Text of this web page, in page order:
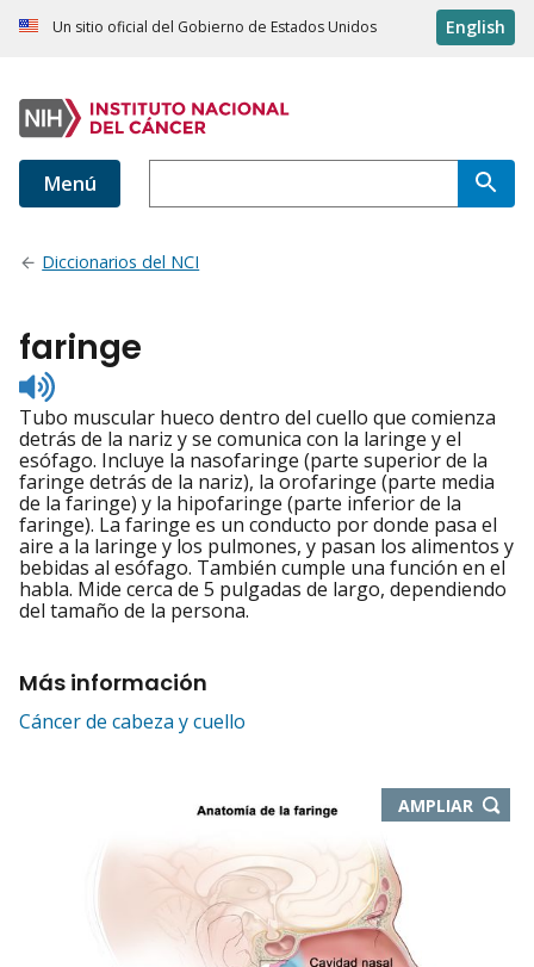
Un sitio oficial del Gobierno de Estados Unidos English
Menú
Diccionarios del NCI
faringe
Listen
to
pronunciation
Tubo muscular hueco dentro del cuello que comienza
detrás de la nariz y se comunica con la laringe y el
esófago. Incluye la nasofaringe (parte superior de la
faringe detrás de la nariz), la orofaringe (parte media
de la faringe) y la hipofaringe (parte inferior de la
faringe). La faringe es un conducto por donde pasa el
aire a la laringe y los pulmones, y pasan los alimentos y
bebidas al esófago. También cumple una función en el
habla. Mide cerca de 5 pulgadas de largo, dependiendo
del tamaño de la persona.
Más información
Cáncer de cabeza y cuello
AMPLIAR-
ABRE